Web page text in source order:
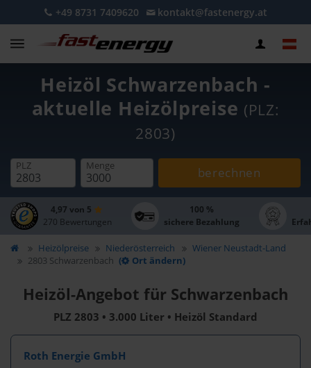
+49 8731 7409620 kontakt@fastenergy.at
Heizöl Schwarzenbach -
aktuelle Heizölpreise (PLZ:
2803)
PLZ Menge berechnen
4,97 von 5
270 Bewertungen
100 %
sichere Bezahlung
Heizölpreise Niederösterreich
Wiener Neustadt-Land
2803 Schwarzenbach ( Ort ändern)
Heizöl-Angebot für Schwarzenbach
PLZ 2803 • 3.000 Liter • Heizöl Standard
Roth Energie GmbH